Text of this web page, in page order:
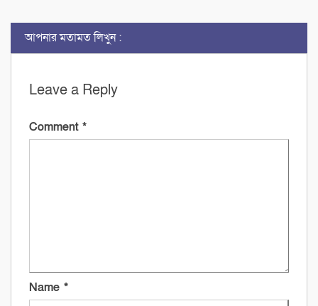
আপনার মতামত লিখুন :
Leave a Reply
Comment *
Name *